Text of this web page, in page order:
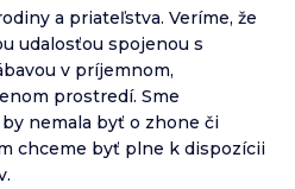
a priateľstva. Veríme, že
udalosťou spojenou s
v príjemnom,
prostredí. Sme
nemala byť o zhone či
chceme byť plne k dispozícii